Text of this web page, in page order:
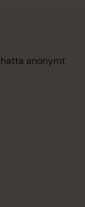
anonymt